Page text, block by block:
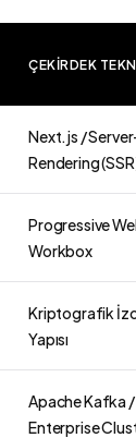
ÇEKIRDEK
Next.js /
Rendering
Progressive
Workbox
Kriptografik
Yapısı
Apache Kafka /
Enterprise